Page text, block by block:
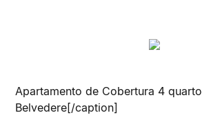
Apartamento de Cobertura 4
Belvedere[/caption]